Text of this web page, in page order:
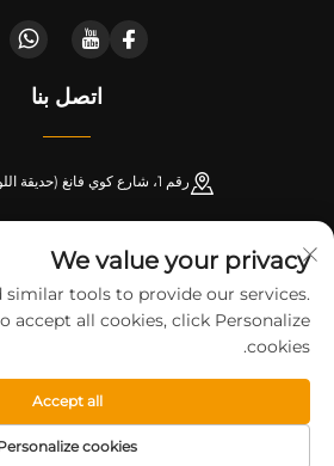
اتصل بنا
رقم 1، شارع كوي فانغ (حديقة اللوجستيات بويوان)
[email protected]
المدونة
We value your privacy
similar tools to provide our services.
accept all cookies, click Personalize
cookies.
cookies
Accept all